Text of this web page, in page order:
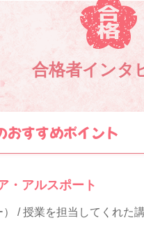
合格者インタ
おすすめポイント
・アルスポート
/ 授業を担当してくれた